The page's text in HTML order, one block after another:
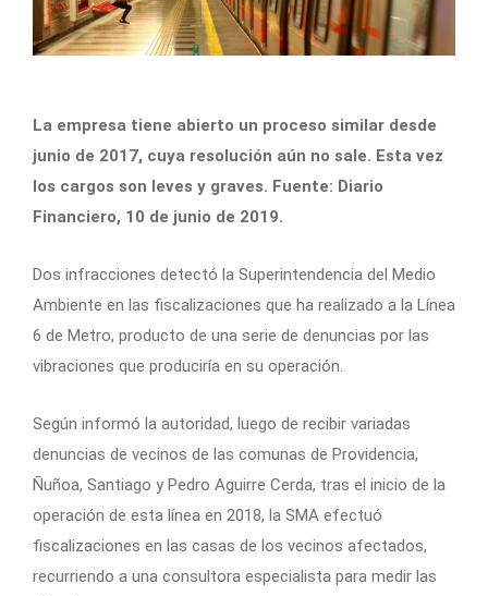
La empresa tiene abierto un proceso similar desde
junio de 2017, cuya resolución aún no sale. Esta vez
los cargos son leves y graves. Fuente: Diario
Financiero, 10 de junio de 2019.
Dos infracciones detectó la Superintendencia del Medio
Ambiente en las fiscalizaciones que ha realizado a la Línea
6 de Metro, producto de una serie de denuncias por las
vibraciones que produciría en su operación.
Según informó la autoridad, luego de recibir variadas
denuncias de vecinos de las comunas de Providencia,
Ñuñoa, Santiago y Pedro Aguirre Cerda, tras el inicio de la
operación de esta línea en 2018, la SMA efectuó
fiscalizaciones en las casas de los vecinos afectados,
recurriendo a una consultora especialista para medir las